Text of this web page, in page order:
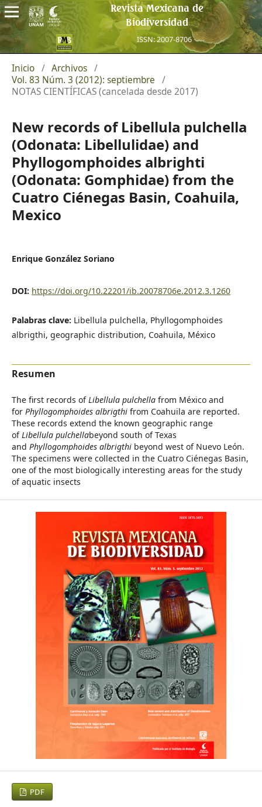
Revista Mexicana de
Biodiversidad
ISSN: 2007-8706
Inicio / Archivos /
Vol. 83 Núm. 3 (2012): septiembre
/
NOTAS CIENTÍFICAS (cancelada desde 2017)
New records of Libellula pulchella
(Odonata: Libellulidae) and
Phyllogomphoides albrighti
(Odonata: Gomphidae) from the
Cuatro Ciénegas Basin, Coahuila,
Mexico
Enrique González Soriano
DOI: https://doi.org/10.22201/ib.20078706e.2012.3.1260
Palabras clave: Libellula pulchella, Phyllogomphoides
albrigthi, geographic distribution, Coahuila, México
Resumen
The first records ofLibellula pulchella from México and
for Phyllogomphoides albrigthi from Coahuila are reported.
These records extend the known geographic range
ofLibellula pulchellabeyond south of Texas
and Phyllogomphoides albrigthibeyond west of Nuevo León.
The specimens were collected in the Cuatro Ciénegas Basin,
one of the most biologically interesting areas for the study
of aquatic insects
PDF